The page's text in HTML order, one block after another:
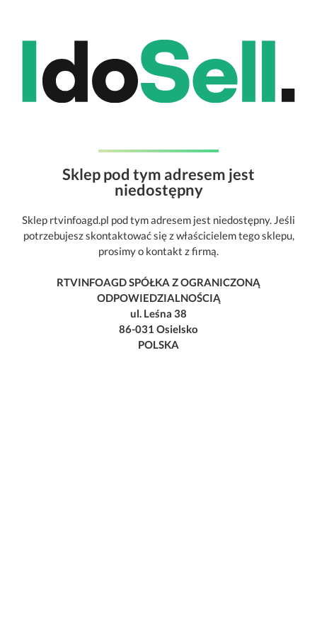
Sklep pod tym adresem jest
niedostępny
Sklep rtvinfoagd.pl pod tym adresem jest niedostępny. Jeśli
potrzebujesz skontaktować się z właścicielem tego sklepu,
prosimy o kontakt z firmą.
RTVINFOAGD SPÓŁKA Z OGRANICZONĄ
ODPOWIEDZIALNOŚCIĄ
ul. Leśna 38
86-031 Osielsko
POLSKA